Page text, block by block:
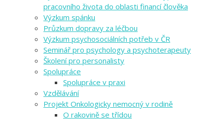
pracovního života do oblasti financí člověka
Výzkum spánku
Průzkum dopravy za léčbou
Výzkum psychosociálních potřeb v ČR
Seminář pro psychology a psychoterapeuty
Školení pro personalisty
Spolupráce
Spolupráce v praxi
Vzdělávání
Projekt Onkologicky nemocný v rodině
O rakovině se třídou